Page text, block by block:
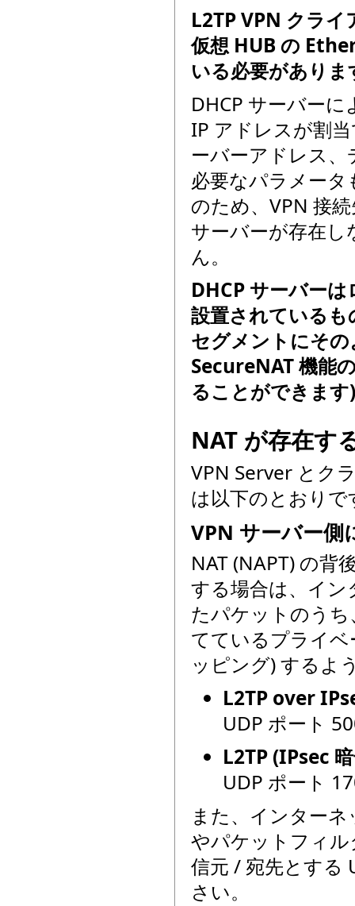
L2TP VPN クラ
仮想 HUB の
いる必要がありま
DHCP サーバー
IP アドレスが割
ーバーアドレス
必要なパラメー
のため、VPN 接
サーバーが存在し
ん。
DHCP サーバー
設置されている
セグメントにそ
SecureNAT 機能
ることができま
NAT が存在す
VPN Server とク
は以下のとおりで
VPN サーバー側
NAT (NAPT) の背
する場合は、イ
たパケットのう
てているプライ
ッピング) するよ
L2TP over
UDP ポート
L2TP (IPsec
UDP ポート
また、インター
やパケットフィ
信元 / 宛先とする
さい。